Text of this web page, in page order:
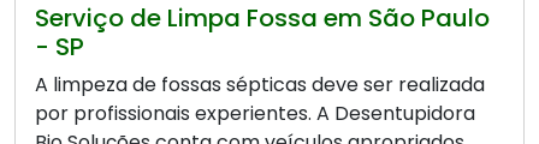
Serviço de Limpa Fossa em São Paulo
- SP
A limpeza de fossas sépticas deve ser realizada
por profissionais experientes. A Desentupidora